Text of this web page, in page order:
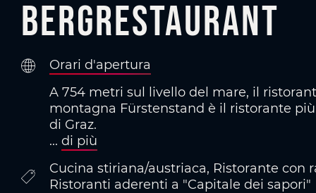
Bergrestaurant
Orari d'apertura
A 754 metri sul livello del mare, il
montagna Fürstenstand è il ristorante
di Graz.
... di più
Cucina stiriana/austriaca, Ristorante con
Ristoranti aderenti a "Capitale dei sapori"